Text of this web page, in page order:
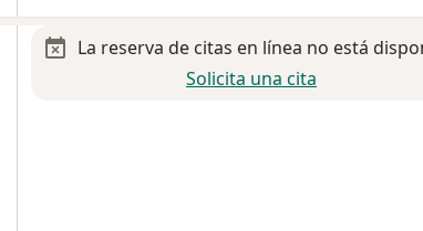
La reserva de citas en línea no está
Solicita una cita